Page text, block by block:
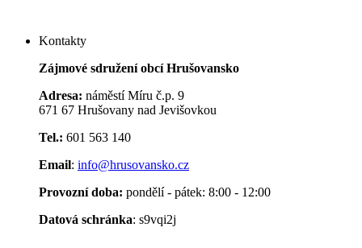
Kontakty
Zájmové sdružení obcí Hrušovansko
Adresa: náměstí Míru č.p. 9
671 67 Hrušovany nad Jevišovkou
Tel.: 601 563 140
Email: info@hrusovansko.cz
Provozní doba: pondělí - pátek: 8:00 - 12:00
Datová schránka: s9vqi2j